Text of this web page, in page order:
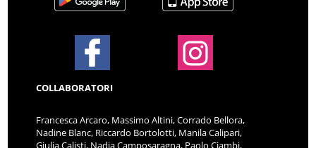
COLLABORATORI
Francesca Arcaro, Massimo Altini, Corrado Bellora,
Nadine Blanc, Riccardo Bortolotti, Manila Calipari,
Giulia Calisti, Nadia Camposaragna, Paolo Ciambi,